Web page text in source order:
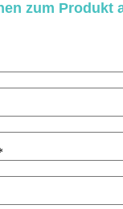
zum Produkt